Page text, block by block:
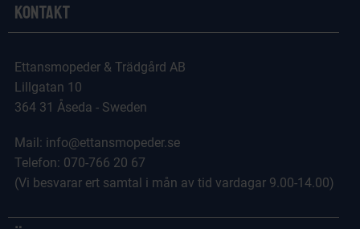
Kontakt
Ettansmopeder & Trädgård AB
Lillgatan 10
364 31 Åseda - Sweden
Mail: info@ettansmopeder.se
Telefon: 070-766 20 67
(Vi besvarar ert samtal i mån av tid vardagar 9.00-14.00)